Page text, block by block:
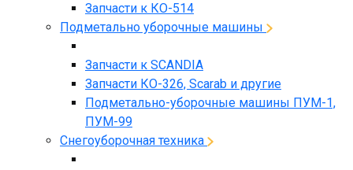
Запчасти к КО-514
Подметально уборочные машины
Запчасти к SCANDIA
Запчасти КО-326, Scarab и другие
Подметально-уборочные машины ПУМ-1,
ПУМ-99
Снегоуборочная техника